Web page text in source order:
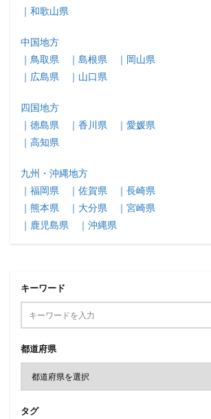
｜和歌山県
中国地方
｜鳥取県
｜島根県
｜岡山県
｜広島県
｜山口県
四国地方
｜徳島県
｜香川県
｜愛媛県
｜高知県
九州・沖縄地方
｜福岡県
｜佐賀県
｜長崎県
｜熊本県
｜大分県
｜宮崎県
｜鹿児島県
｜沖縄県
キーワード
都道府県
タグ